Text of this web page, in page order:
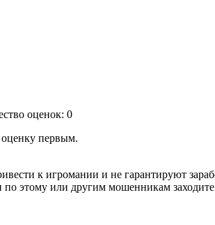
оценок: 0
оценку первым.
к игромании и не гарантируют
этому или другим мошенникам